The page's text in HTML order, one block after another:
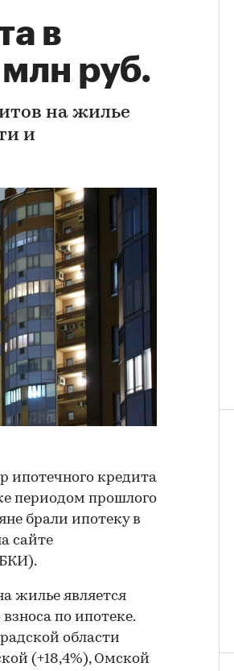
в
млн руб.
на жилье
и
ипотечного кредита
периодом прошлого
брали ипотеку в
сайте
жилье является
по ипотеке.
области
(+18,4%), Омской